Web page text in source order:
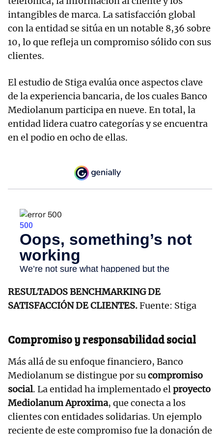
intangibles de marca. La satisfacción global
con la entidad se sitúa en un notable 8,36 sobre
10, lo que refleja un compromiso sólido con sus
clientes.
El estudio de Stiga evalúa once aspectos clave
de la experiencia bancaria, de los cuales Banco
Mediolanum participa en nueve. En total, la
entidad lidera cuatro categorías y se encuentra
en el podio en ocho de ellas.
RESULTADOS BENCHMARKING DE
SATISFACCIÓN DE CLIENTES.Fuente: Stiga
Compromiso y responsabilidad social
Más allá de su enfoque financiero, Banco
Mediolanum se distingue por sucompromiso
social. La entidad ha implementado elproyecto
Mediolanum Aproxima, que conecta a los
clientes con entidades solidarias. Un ejemplo
reciente de este compromiso fue la donación de